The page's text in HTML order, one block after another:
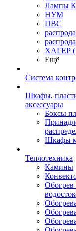
Лампы
НУМ
ПВС
ХАГЕР
Ещё
Система
Шкафы,
аксессуары
Боксы
Шкафы
Теплотехника
Камины
Обогрев